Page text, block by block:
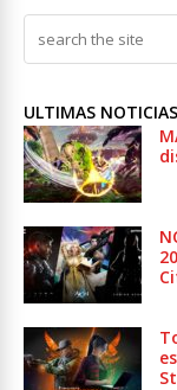
ULTIMAS NOTICIAS